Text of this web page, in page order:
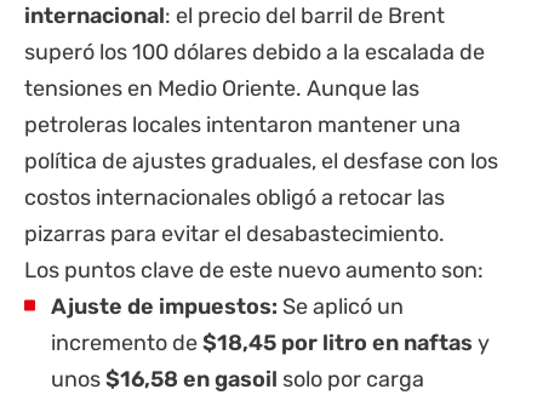
internacional: el precio del barril de Brent
superó los 100 dólares debido a la escalada de
tensiones en Medio Oriente. Aunque las
petroleras locales intentaron mantener una
política de ajustes graduales, el desfase con los
costos internacionales obligó a retocar las
pizarras para evitar el desabastecimiento.
Los puntos clave de este nuevo aumento son:
Ajuste de impuestos: Se aplicó un
incremento de$18,45 por litro en naftas y
unos$16,58 en gasoil solo por carga